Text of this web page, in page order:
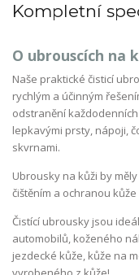
Kompletní
O ubrouscích na
Naše praktické čisticí
rychlým a účinným
odstranění
lepkavými prsty, nápoji,
skvrnami.
Ubrousky na kůži by
čištěním a ochranou
Čistící ubrousky jsou
automobilů, koženého
jezdecké kůže, kůže na